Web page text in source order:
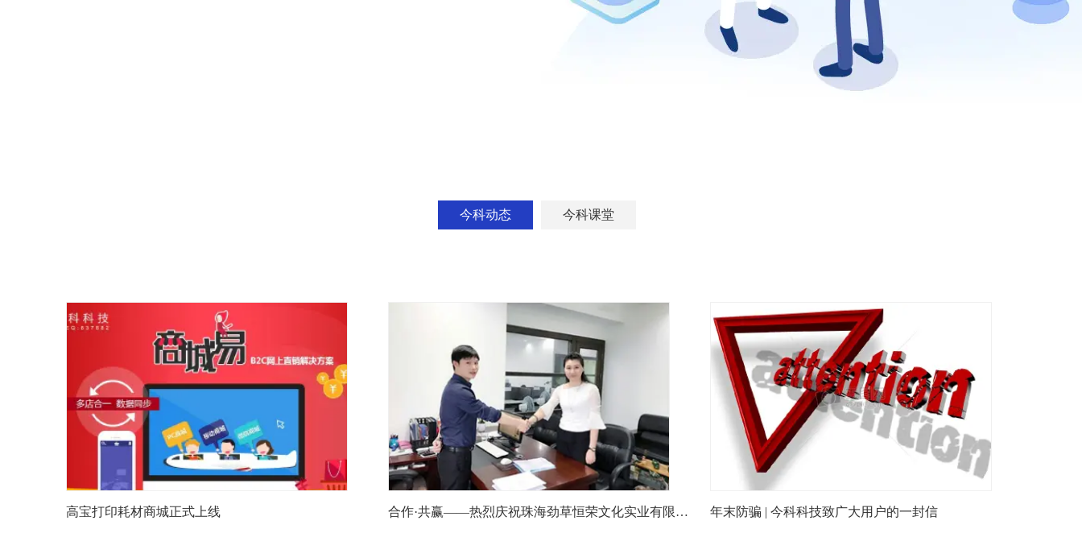
今科动态 今科课堂
高宝打印耗材商城正式上线 合作·共赢——热烈庆祝珠海劲草恒荣文化实业有限公司成为今科科技行业全网样板工程案例 年末防骗 | 今科科技致广大用户的一封信